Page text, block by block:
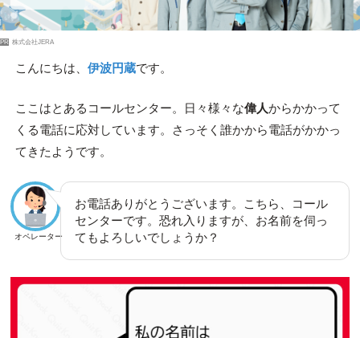
PR 株式会社JERA
こんにちは、 伊波円蔵です。
ここはとあるコールセンター。日々様々な偉人からかかって
くる電話に応対しています。さっそく誰かから電話がかかっ
てきたようです。
オペレーター
お電話ありがとうございます。こちら、コール
センターです。恐れ入りますが、お名前を伺っ
てもよろしいでしょうか？